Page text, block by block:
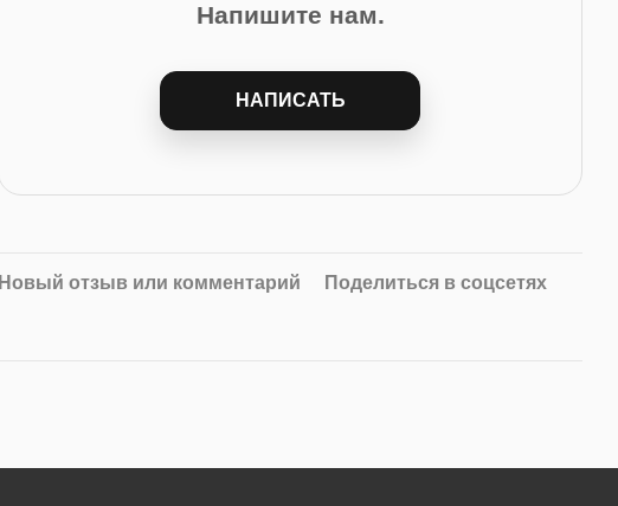
Напишите нам.
НАПИСАТЬ
Новый отзыв или комментарий Поделиться в соцсетях